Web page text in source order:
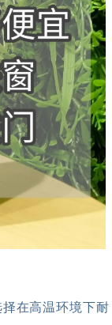
在高温环境下耐